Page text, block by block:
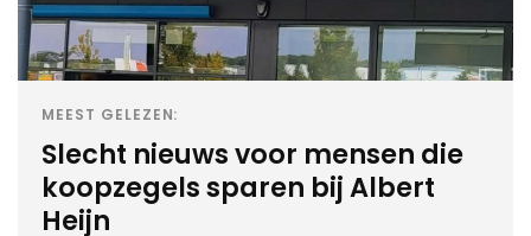
MEEST GELEZEN:
Slecht nieuws voor mensen die
koopzegels sparen bij Albert
Heijn